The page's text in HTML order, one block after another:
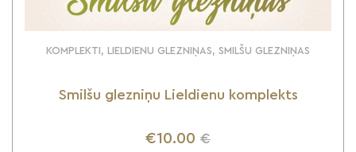
KOMPLEKTI, LIELDIENU GLEZNIŅAS, SMILŠU GLEZNIŅAS
Smilšu glezniņu Lieldienu komplekts
€10.00 €